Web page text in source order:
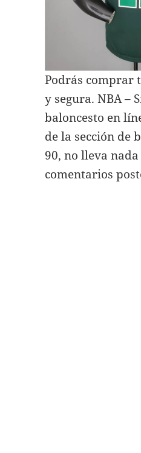
Podrás comprar
y segura. NBA –
baloncesto en
de la sección de
90, no lleva
comentarios